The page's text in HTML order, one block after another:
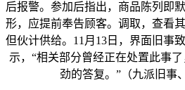
后报警。参加后指出，商品陈列即
形，应提前奉告顾客。调取，查看
但伙计供给。11月13日，界面旧事
示，“相关部分曾经正在处置此事
劲的答复。”（九派旧事